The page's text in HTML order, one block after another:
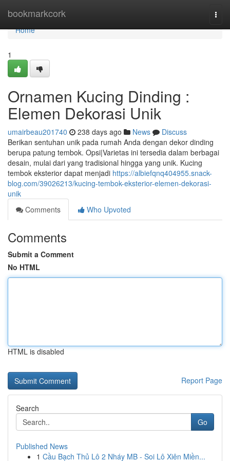
bookmarkcork
Home
Home
1
Ornamen Kucing Dinding :
Elemen Dekorasi Unik
umairbeau201740 238 days ago News
Discuss
Berikan sentuhan unik pada rumah Anda dengan dekor dinding
berupa patung tembok. Opsi|Varietas ini tersedia dalam berbagai
desain, mulai dari yang tradisional hingga yang unik. Kucing
tembok eksterior dapat menjadi https://albiefqnq404955.snack-
blog.com/39026213/kucing-tembok-eksterior-elemen-dekorasi-
unik
Comments
Who Upvoted
Comments
Submit a Comment
No HTML
HTML is disabled
Report Page
Search
Go
Published News
1 Cầu Bạch Thủ Lô 2 Nháy MB - Soi Lô Xiên Miền...